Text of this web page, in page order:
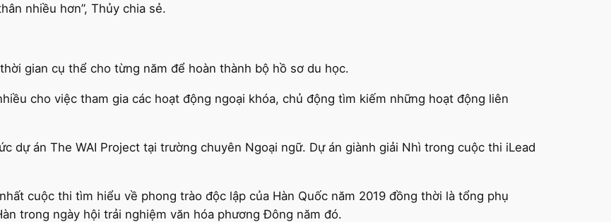
nhiều hơn”, Thủy chia sẻ.
gian cụ thể cho từng năm để hoàn thành bộ hồ sơ du học.
cho việc tham gia các hoạt động ngoại khóa, chủ động tìm kiếm những hoạt động liên
dự án The WAI Project tại trường chuyên Ngoại ngữ. Dự án giành giải Nhì trong cuộc thi iLead
cuộc thi tìm hiểu về phong trào độc lập của Hàn Quốc năm 2019 đồng thời là tổng phụ
trong ngày hội trải nghiệm văn hóa phương Đông năm đó.